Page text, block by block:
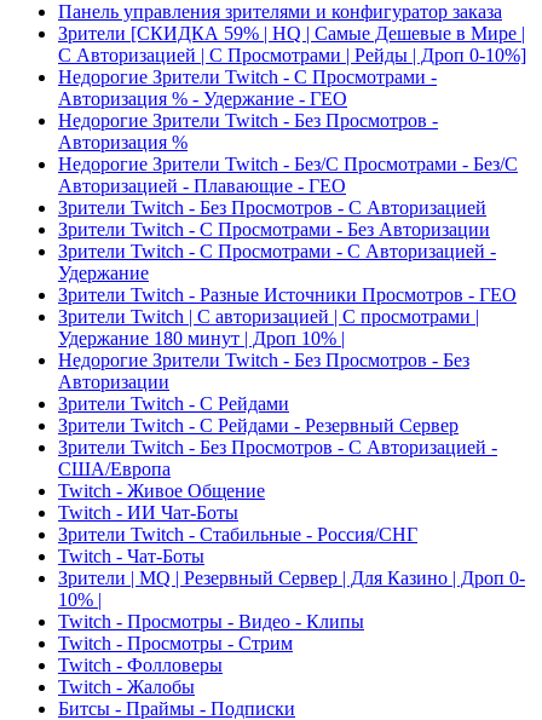
Панель управления зрителями и конфигуратор заказа
Зрители [СКИДКА 59% | HQ | Самые Дешевые в Мире |
С Авторизацией | С Просмотрами | Рейды | Дроп 0-10%]
Недорогие Зрители Twitch - С Просмотрами -
Авторизация % - Удержание - ГЕО
Недорогие Зрители Twitch - Без Просмотров -
Авторизация %
Недорогие Зрители Twitch - Без/С Просмотрами - Без/С
Авторизацией - Плавающие - ГЕО
Зрители Twitch - Без Просмотров - С Авторизацией
Зрители Twitch - С Просмотрами - Без Авторизации
Зрители Twitch - С Просмотрами - С Авторизацией -
Удержание
Зрители Twitch - Разные Источники Просмотров - ГЕО
Зрители Twitch | С авторизацией | С просмотрами |
Удержание 180 минут | Дроп 10% |
Недорогие Зрители Twitch - Без Просмотров - Без
Авторизации
Зрители Twitch - С Рейдами
Зрители Twitch - С Рейдами - Резервный Сервер
Зрители Twitch - Без Просмотров - С Авторизацией -
США/Европа
Twitch - Живое Общение
Twitch - ИИ Чат-Боты
Зрители Twitch - Стабильные - Россия/СНГ
Twitch - Чат-Боты
Зрители | MQ | Резервный Сервер | Для Казино | Дроп 0-
10% |
Twitch - Просмотры - Видео - Клипы
Twitch - Просмотры - Стрим
Twitch - Фолловеры
Twitch - Жалобы
Битсы - Праймы - Подписки